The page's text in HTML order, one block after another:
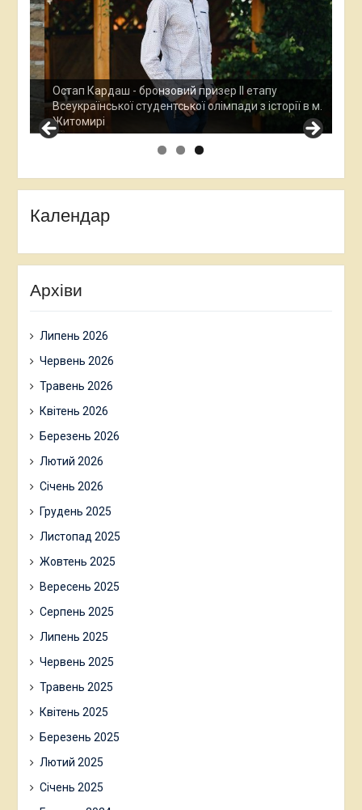
Остап Кардаш - бронзовий призер ІІ етапу
Всеукраїнської студентської олімпади з історії в м.
Житомирі
Календар
Архіви
Липень 2026
Червень 2026
Травень 2026
Квітень 2026
Березень 2026
Лютий 2026
Січень 2026
Грудень 2025
Листопад 2025
Жовтень 2025
Вересень 2025
Серпень 2025
Липень 2025
Червень 2025
Травень 2025
Квітень 2025
Березень 2025
Лютий 2025
Січень 2025